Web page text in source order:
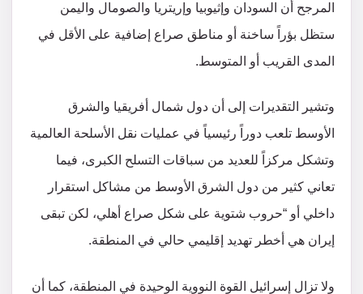
المرجح أن السودان وإثيوبيا وإريتريا والصومال واليمن
ستظل بؤراً ساخنة أو مناطق صراع إضافية على الأقل في
المدى القريب أو المتوسط.
وتشير التقديرات إلى أن دول شمال أفريقيا والشرق
الأوسط تلعب دوراً رئيسياً في عمليات نقل الأسلحة العالمية
وتشكل مركزاً للعديد من سباقات التسلح الكبرى، فيما
تعاني كثير من دول الشرق الأوسط من مشاكل استقرار
داخلي أو “حروب شتوية على شكل صراع أهلي، لكن تبقى
إيران هي أخطر تهديد إقليمي حالي في المنطقة.
ولا تزال إسرائيل القوة النووية الوحيدة في المنطقة، كما أن